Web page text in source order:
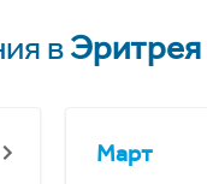
вЭритрея
Март